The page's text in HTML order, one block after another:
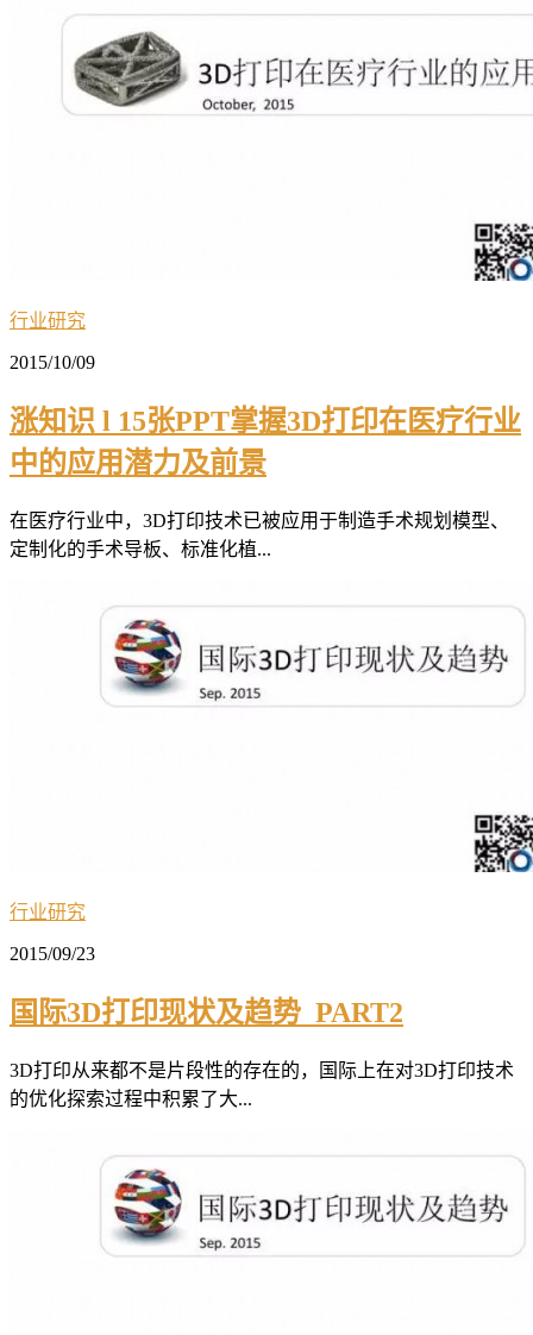
行业研究
2015/10/09
涨知识 l 15张PPT掌握3D打印在医疗行业
中的应用潜力及前景
在医疗行业中，3D打印技术已被应用于制造手术规划模型、
定制化的手术导板、标准化植...
行业研究
2015/09/23
国际3D打印现状及趋势_PART2
3D打印从来都不是片段性的存在的，国际上在对3D打印技术
的优化探索过程中积累了大...